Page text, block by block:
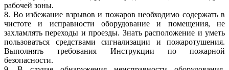
рабочей зоны.
8. Во избежание взрывов и пожаров необходимо содержать в
чистоте и исправности оборудование и помещения, не
захламлять переходы и проезды. Знать расположение и уметь
пользоваться средствами сигнализации и пожаротушения.
Выполнять требования Инструкции по пожарной
безопасности.